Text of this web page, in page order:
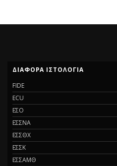
ΔΙΆΦΟΡΑ ΙΣΤΟΛΌΓΙΑ
FIDE
ECU
ΕΣΟ
ΕΣΣΝΑ
ΕΣΣΘΧ
ΕΣΣΚ
ΕΣΣΑΜΘ